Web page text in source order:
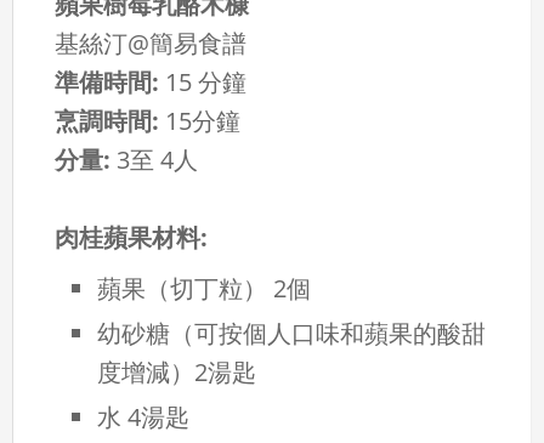
基絲汀@簡易食譜
準備時間: 15 分鐘
烹調時間: 15分鐘
分量: 3至 4人
肉桂蘋果材料:
蘋果（切丁粒） 2個
幼砂糖（可按個人口味和蘋果的酸甜
度增減） 2湯匙
水4湯匙